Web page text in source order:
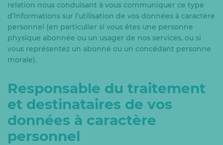
relation nous conduisant à vous communiquer ce type
d’informations sur l’utilisation de vos données à caractère
personnel (en particulier si vous êtes une personne
physique abonnée ou un usager de nos services, ou si
vous représentez un abonné ou un concédant personne
morale).
Responsable du traitement
et destinataires de vos
données à caractère
personnel